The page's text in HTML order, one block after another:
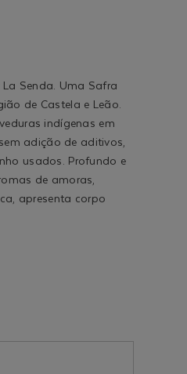
Senda. Uma Safra
de Castela e Leão.
indígenas em
adição de aditivos,
usados. Profundo e
de amoras,
apresenta corpo